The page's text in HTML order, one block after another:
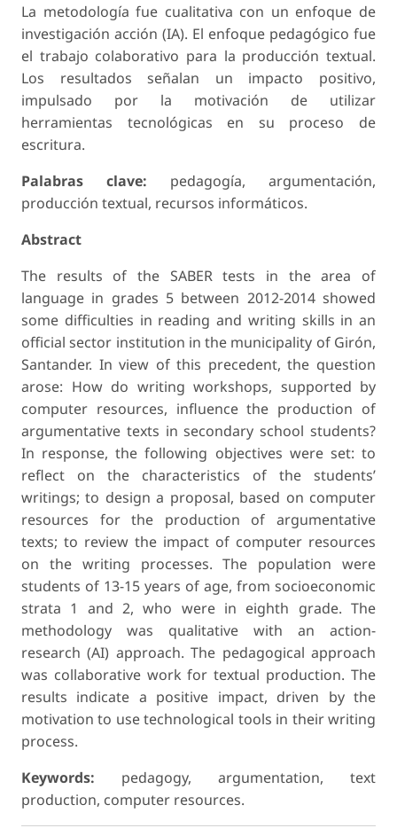
La metodología fue cualitativa con un enfoque de
investigación acción (IA). El enfoque pedagógico fue
el trabajo colaborativo para la producción textual.
Los resultados señalan un impacto positivo,
impulsado por la motivación de utilizar
herramientas tecnológicas en su proceso de
escritura.
Palabras clave: pedagogía, argumentación,
producción textual, recursos informáticos.
Abstract
The results of the SABER tests in the area of
language in grades 5 between 2012-2014 showed
some difficulties in reading and writing skills in an
official sector institution in the municipality of Girón,
Santander. In view of this precedent, the question
arose: How do writing workshops, supported by
computer resources, influence the production of
argumentative texts in secondary school students?
In response, the following objectives were set: to
reflect on the characteristics of the students’
writings; to design a proposal, based on computer
resources for the production of argumentative
texts; to review the impact of computer resources
on the writing processes. The population were
students of 13-15 years of age, from socioeconomic
strata 1 and 2, who were in eighth grade. The
methodology was qualitative with an action-
research (AI) approach. The pedagogical approach
was collaborative work for textual production. The
results indicate a positive impact, driven by the
motivation to use technological tools in their writing
process.
Keywords: pedagogy, argumentation, text
production, computer resources.